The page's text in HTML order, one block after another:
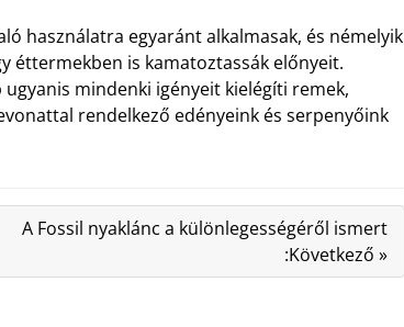
használatra egyaránt alkalmasak, és némelyik
éttermekben is kamatoztassák előnyeit.
mindenki igényeit kielégíti remek,
rendelkező edényeink és serpenyőink
A Fossil nyaklánc a különlegességéről ismert
:Következő »